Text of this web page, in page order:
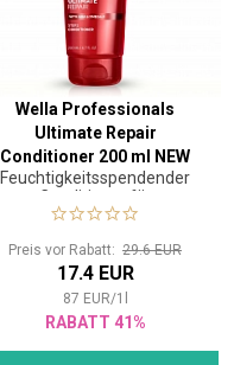
Wella Professionals
Ultimate Repair
Conditioner 200 ml NEW
Feuchtigkeitsspendender
Conditioner für
geschädigtes Haar
Preis vor Rabatt: 29.6 EUR
17.4 EUR
87 EUR/1
RABATT 41%